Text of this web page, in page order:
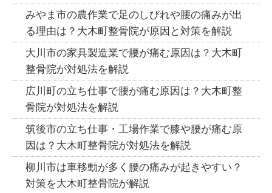
みやま市の農作業で足のしびれや腰の痛みが出
る理由は？大木町整骨院が原因と対策を解説
大川市の家具製造業で腰が痛む原因は？大木町
整骨院が対処法を解説
広川町の立ち仕事で腰が痛む原因は？大木町整
骨院が対処法を解説
筑後市の立ち仕事・工場作業で膝や腰が痛む原
因は？大木町整骨院が対処法を解説
柳川市は車移動が多く腰の痛みが起きやすい？
対策を大木町整骨院が解説